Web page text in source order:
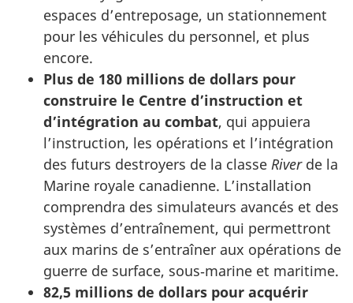
espaces d’entreposage, un stationnement
pour les véhicules du personnel, et plus
encore.
Plus de 180 millions de dollars pour
construire le Centre d’instruction et
d’intégration au combat, qui appuiera
l’instruction, les opérations et l’intégration
des futurs destroyers de la classe Riverde la
Marine royale canadienne. L’installation
comprendra des simulateurs avancés et des
systèmes d’entraînement, qui permettront
aux marins de s’entraîner aux opérations de
guerre de surface, sous‑marine et maritime.
82,5 millions de dollars pour acquérir